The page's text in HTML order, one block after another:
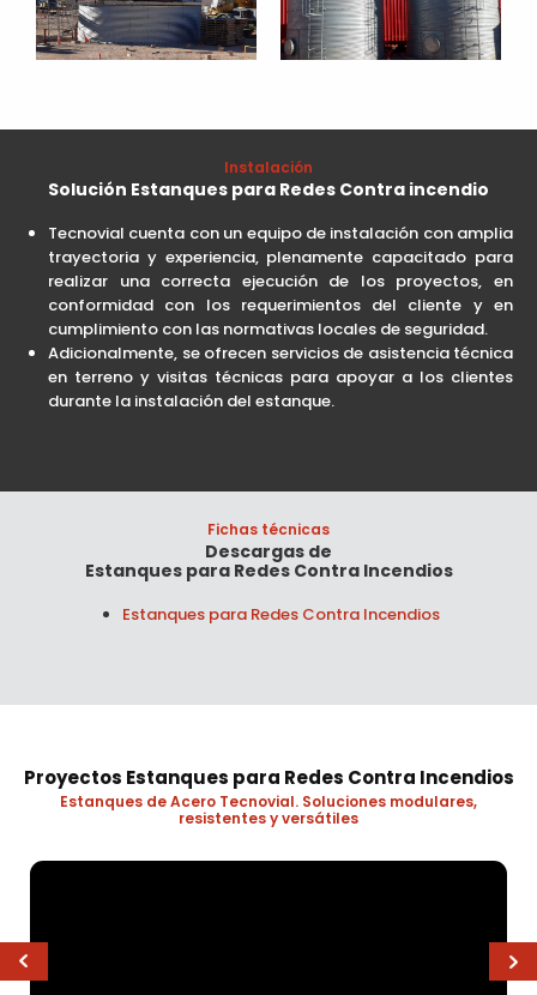
Instalación
Solución Estanques para Redes Contra incendio
Tecnovial cuenta con un equipo de instalación con amplia
trayectoria y experiencia, plenamente capacitado para
realizar una correcta ejecución de los proyectos, en
conformidad con los requerimientos del cliente y en
cumplimiento con las normativas locales de seguridad.
Adicionalmente, se ofrecen servicios de asistencia técnica
en terreno y visitas técnicas para apoyar a los clientes
durante la instalación del estanque.
Fichas técnicas
Descargas de
Estanques para Redes Contra Incendios
Estanques para Redes Contra Incendios
Proyectos Estanques para Redes Contra Incendios
Estanques de Acero Tecnovial. Soluciones modulares,
resistentes y versátiles